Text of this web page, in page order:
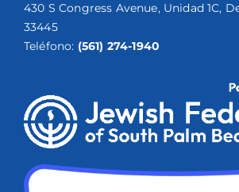
430 S Congress Avenue, Unidad 1C,
33445
Teléfono: (561) 274-1940